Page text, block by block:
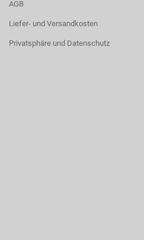
AGB
Liefer- und Versandkosten
Privatsphäre und Datenschutz